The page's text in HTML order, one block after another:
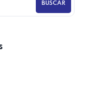
BUSCAR